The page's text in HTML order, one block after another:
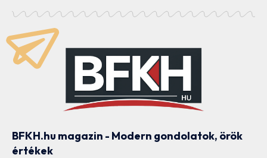
BFKH.hu magazin - Modern gondolatok, örök
értékek